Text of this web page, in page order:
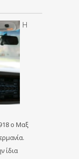
Η
ο Μαξ
ίδια